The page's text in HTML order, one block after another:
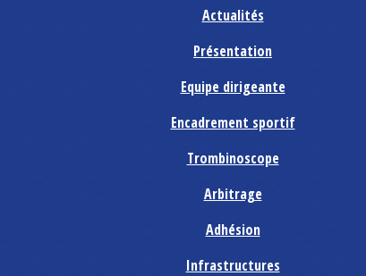
Actualités
Présentation
Equipe dirigeante
Encadrement sportif
Trombinoscope
Arbitrage
Adhésion
Infrastructures